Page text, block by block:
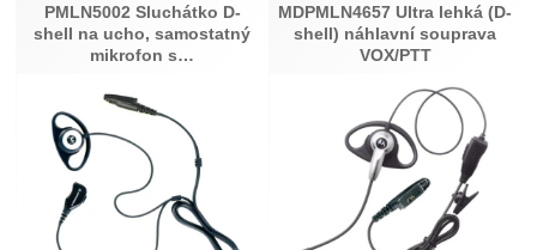
PMLN5002 Sluchátko D-
shell na ucho, samostatný
mikrofon s…
MDPMLN4657 Ultra lehká (D-
shell) náhlavní souprava
VOX/PTT